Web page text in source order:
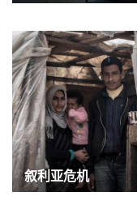
叙利亚危机